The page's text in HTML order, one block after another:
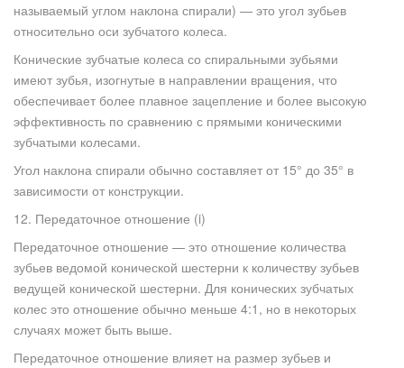
называемый углом наклона спирали) — это угол зубьев
относительно оси зубчатого колеса.
Конические зубчатые колеса со спиральными зубьями
имеют зубья, изогнутые в направлении вращения, что
обеспечивает более плавное зацепление и более высокую
эффективность по сравнению с прямыми коническими
зубчатыми колесами.
Угол наклона спирали обычно составляет от 15° до 35° в
зависимости от конструкции.
12. Передаточное отношение (i)
Передаточное отношение — это отношение количества
зубьев ведомой конической шестерни к количеству зубьев
ведущей конической шестерни. Для конических зубчатых
колес это отношение обычно меньше 4:1, но в некоторых
случаях может быть выше.
Передаточное отношение влияет на размер зубьев и